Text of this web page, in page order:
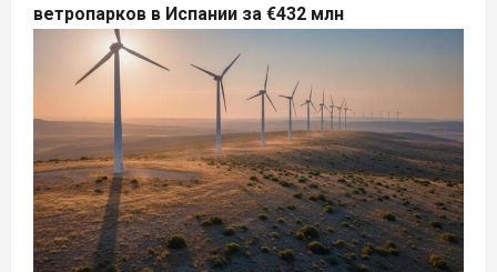
ветропарков в Испании за €432 млн